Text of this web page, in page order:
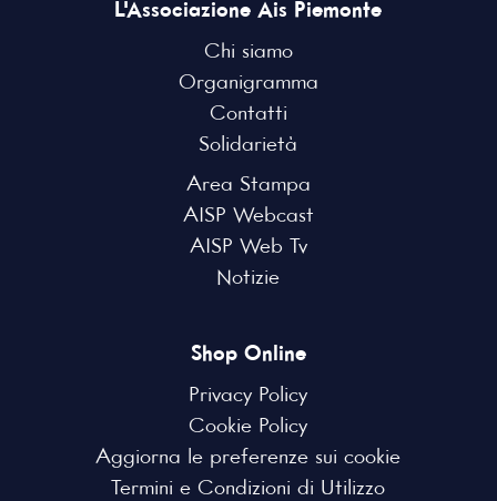
L'Associazione Ais Piemonte
Chi siamo
Organigramma
Contatti
Solidarietà
Area Stampa
AISP Webcast
AISP Web Tv
Notizie
Shop Online
Privacy Policy
Cookie Policy
Aggiorna le preferenze sui cookie
Termini e Condizioni di Utilizzo